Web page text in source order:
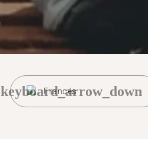
Francés
keyboard_arrow_down